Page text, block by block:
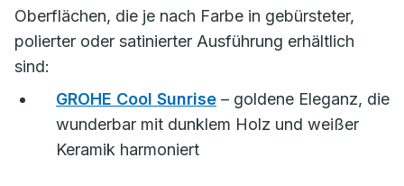
Oberflächen, die je nach Farbe in gebürsteter,
polierter oder satinierter Ausführung erhältlich
sind:
GROHE Cool Sunrise – goldene Eleganz, die
wunderbar mit dunklem Holz und weißer
Keramik harmoniert